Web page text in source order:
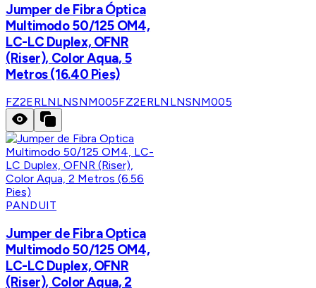
Jumper de Fibra Óptica
Multimodo 50/125 OM4,
LC-LC Duplex, OFNR
(Riser), Color Aqua, 5
Metros (16.40 Pies)
FZ2ERLNLNSNM005FZ2ERLNLNSNM005
PANDUIT
Jumper de Fibra Optica
Multimodo 50/125 OM4,
LC-LC Duplex, OFNR
(Riser), Color Aqua, 2